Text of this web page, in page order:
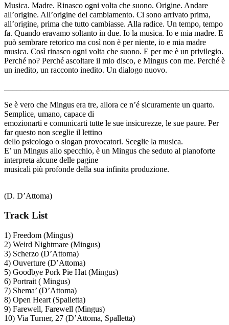
Musica. Madre. Rinasco ogni volta che suono. Origine. Andare
all’origine. All’origine del cambiamento. Ci sono arrivato prima,
all’origine, prima che tutto cambiasse. Alla radice. Un tempo, tempo
fa. Quando eravamo soltanto in due. Io la musica. Io e mia madre. E
può sembrare retorico ma così non è per niente, io e mia madre
musica. Così rinasco ogni volta che suono. E per me è un privilegio.
Perché no? Perché ascoltare il mio disco, e Mingus con me. Perché è
un inedito, un racconto inedito. Un dialogo nuovo.
Se è vero che Mingus era tre, allora ce n’é sicuramente un quarto.
Semplice, umano, capace di
emozionarti e comunicarti tutte le sue insicurezze, le sue paure. Per
far questo non sceglie il lettino
dello psicologo o slogan provocatori. Sceglie la musica.
E’ un Mingus allo specchio, è un Mingus che seduto al pianoforte
interpreta alcune delle pagine
musicali più profonde della sua infinita produzione.
(D. D’Attoma)
Track List
1) Freedom (Mingus)
2) Weird Nightmare (Mingus)
3) Scherzo (D’Attoma)
4) Ouverture (D’Attoma)
5) Goodbye Pork Pie Hat (Mingus)
6) Portrait ( Mingus)
7) Shema’ (D’Attoma)
8) Open Heart (Spalletta)
9) Farewell, Farewell (Mingus)
10) Via Turner, 27 (D’Attoma, Spalletta)